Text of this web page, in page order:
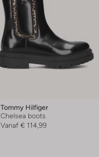
Tommy Hilfiger
Chelsea boots
Vanaf € 114,99